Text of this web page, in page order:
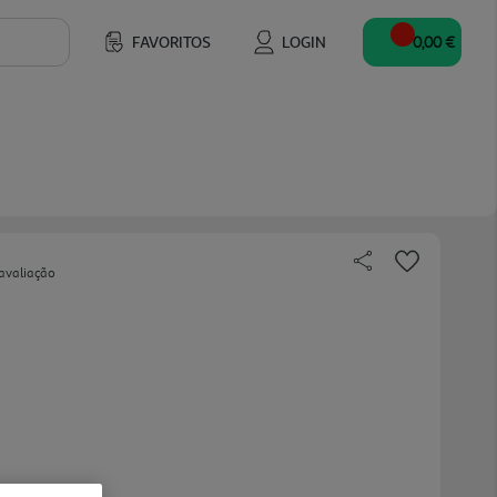
FAVORITOS LOGIN 0,00 €